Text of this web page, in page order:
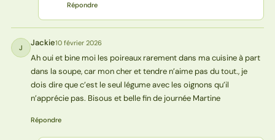
Répondre
J Jackie10 février 2026
Ah oui et bine moi les poireaux rarement dans ma cuisine à part
dans la soupe, car mon cher et tendre n’aime pas du tout., je
dois dire que c’est le seul légume avec les oignons qu’il
n’apprécie pas. Bisous et belle fin de journée Martine
Répondre